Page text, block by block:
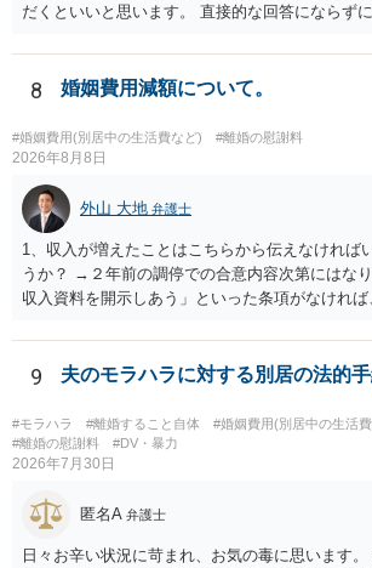
だくといいと思います。 直接的な回答にならず
8 婚姻費用減額について。
#婚姻費用(別居中の生活費など) #離婚の慰謝料
2026年8月8日
外山 大地 弁護士
1、収入が増えたことはこちらから伝えなければ
うか？ →２年前の調停での合意内容次第にはな
収入資料を開示しあう」といった条項がなけれ
合意した場合も収入証明で算定表通りに決まり
定表は一つの目安に過ぎませんので、合意した
された金額と異なっていたとしても、合意した
額となります。
9 夫のモラハラに対する別居の法的
#モラハラ #離婚すること自体 #婚姻費用(別居中の生活
#離婚の慰謝料
#DV・暴力
2026年7月30日
匿名A 弁護士
日々お辛い状況に苛まれ、お気の毒に思います